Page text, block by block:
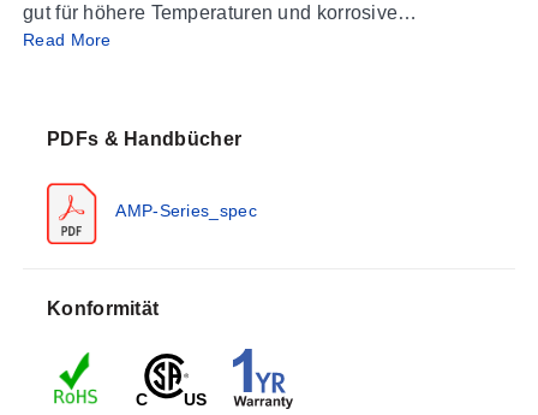
gut für höhere Temperaturen und korrosive
Umgebungen eignen. Diese NEMA 4X- und IP66-
Verriegelungsoptionen, die es ermöglichen, das
für jede Anwendung bereitzustellen. Scharniermodelle
sind mit einem Scharnierstift aus Edelstahl gefertigt,
und Vorhängeschlösser sind entweder aus Edelstahl
Schnappverschlüssen erhältlich. Die Gehäuse der
Säurebedingungen wie Aluminiumchlorid, Borsäure,
Calciumchlorid, Meerwasser, Natriumnitrat und
Read More
PDFs & Handbücher
AMP-Series_spec
Konformität